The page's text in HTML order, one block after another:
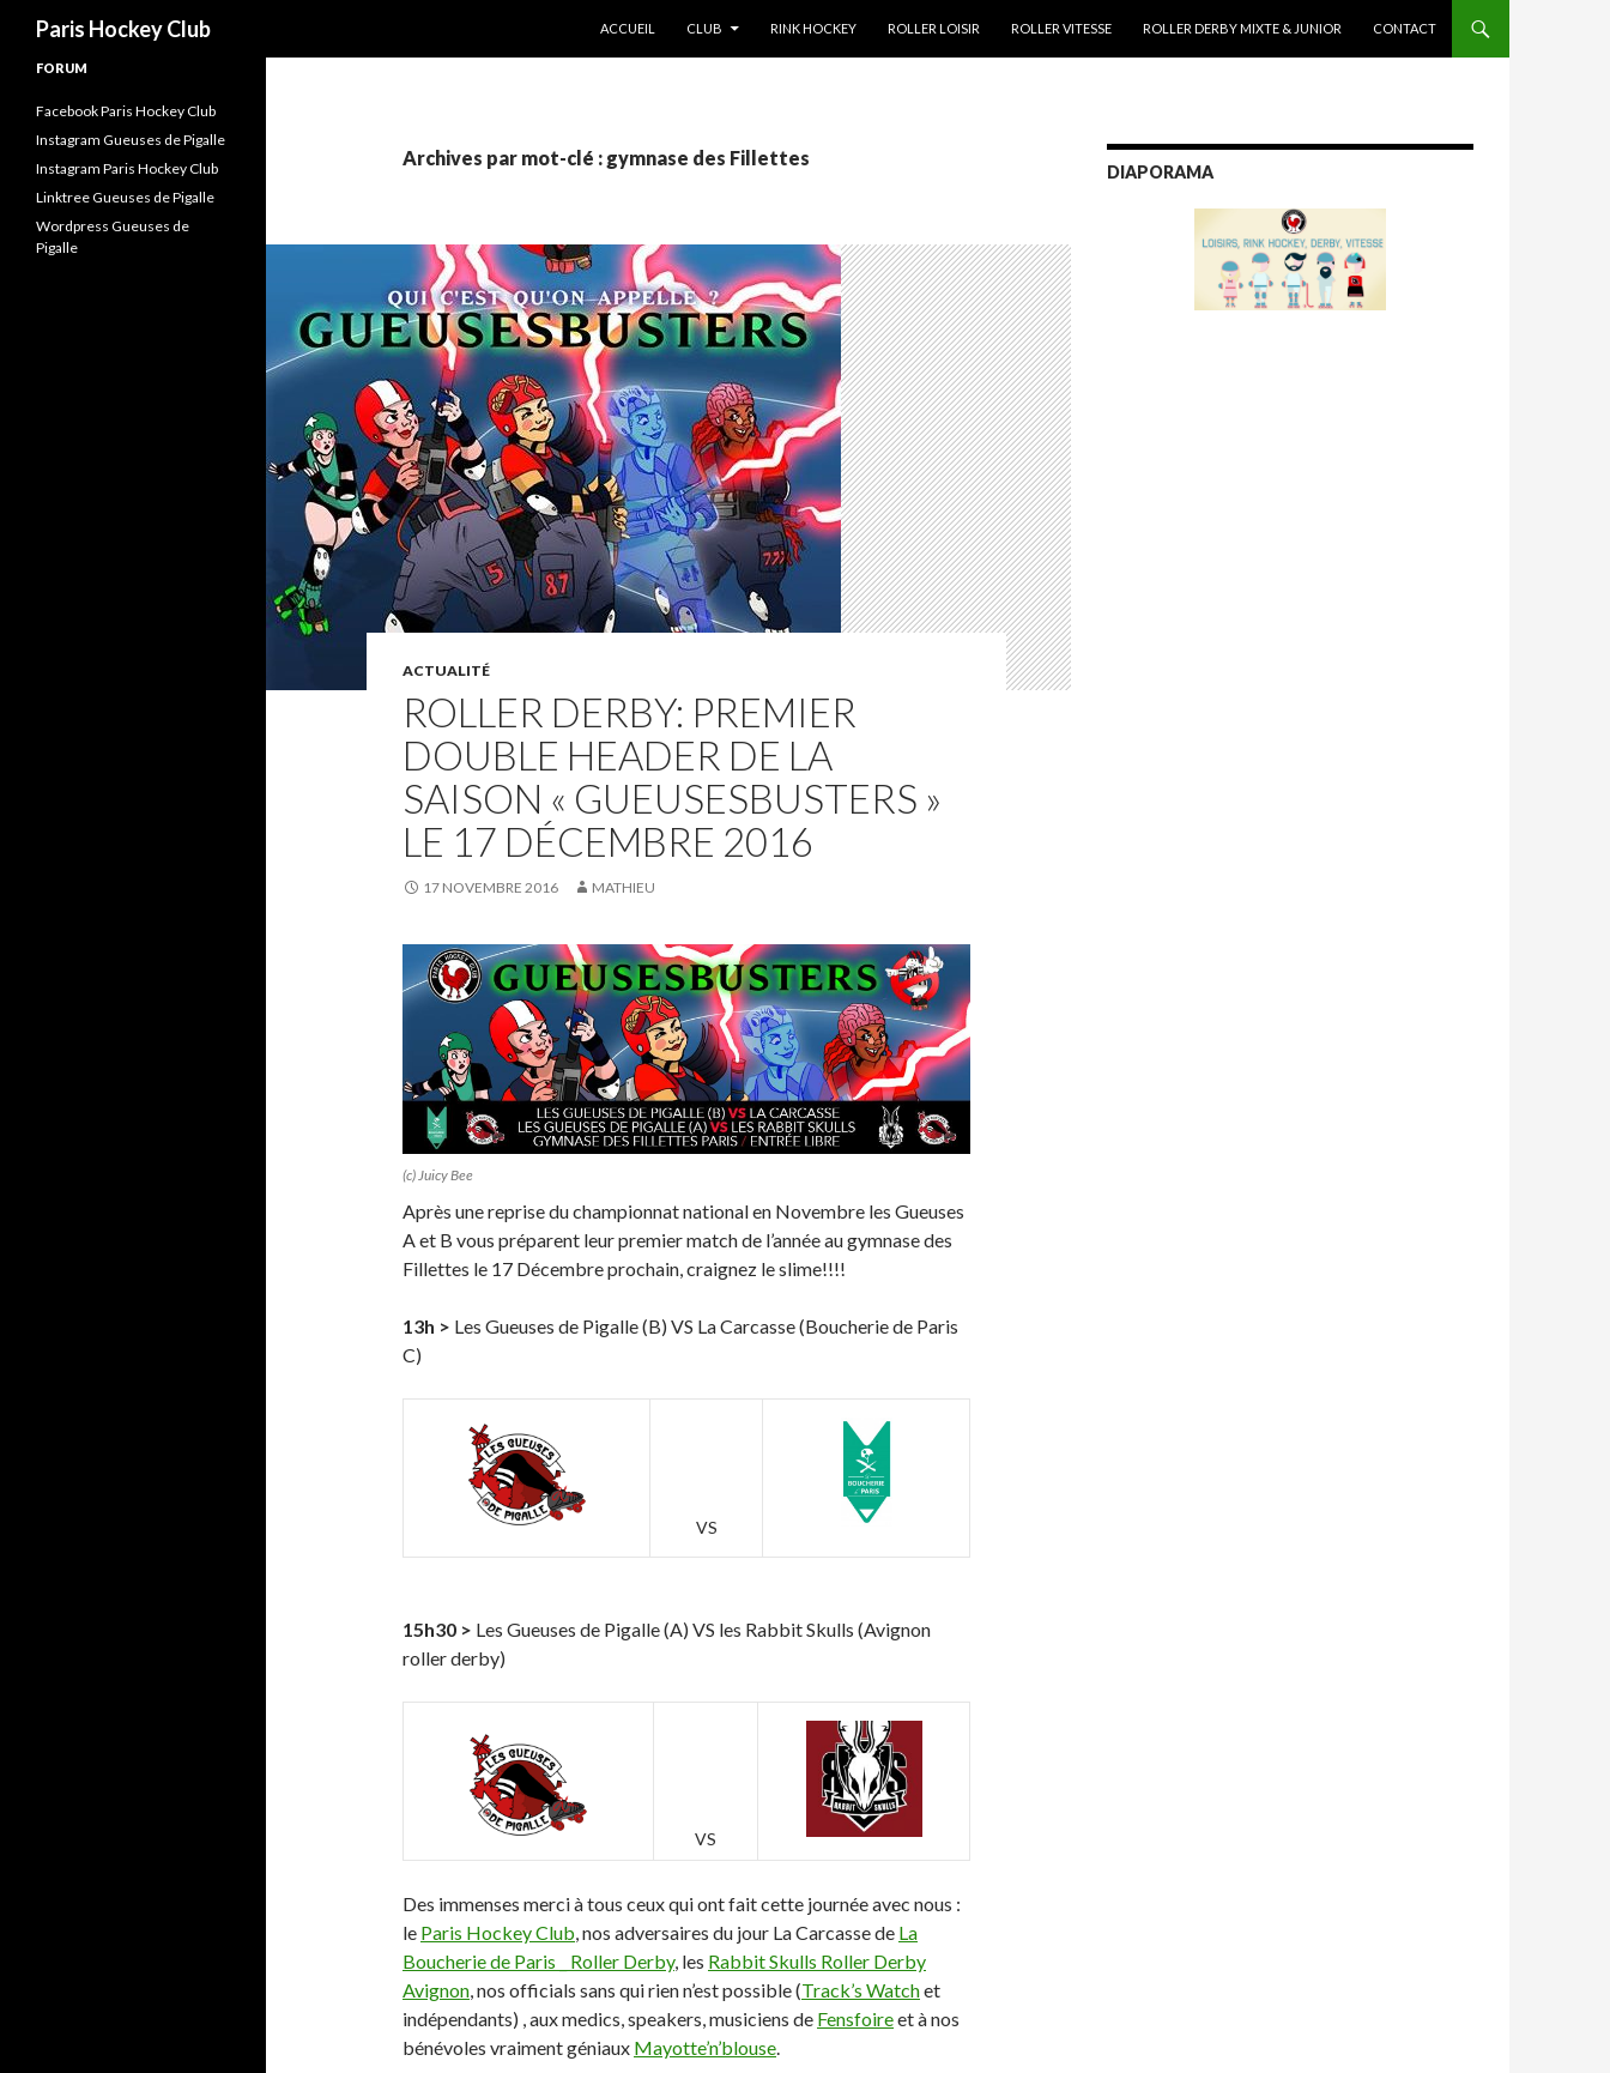
Paris Hockey Club
ACCUEIL
CLUB RINK HOCKEY ROLLER LOISIR ROLLER VITESSE ROLLER DERBY MIXTE & JUNIOR CONTACT
Archives par mot-clé : gymnase des Fillettes
ACTUALITÉ
ROLLER DERBY: PREMIER
DOUBLE HEADER DE LA
SAISON « GUEUSESBUSTERS »
LE 17 DÉCEMBRE 2016
17 NOVEMBRE 2016 MATHIEU
(c) Juicy Bee
Après une reprise du championnat national en Novembre les Gueuses
A et B vous préparent leur premier match de l’année au gymnase des
Fillettes le 17 Décembre prochain, craignez le slime!!!!
13h > Les Gueuses de Pigalle (B) VS La Carcasse (Boucherie de Paris
C)
VS
15h30 > Les Gueuses de Pigalle (A) VS les Rabbit Skulls (Avignon
roller derby)
VS
Des immenses merci à tous ceux qui ont fait cette journée avec nous :
le Paris Hockey Club, nos adversaires du jour La Carcasse de La
Boucherie de Paris _ Roller Derby, les Rabbit Skulls Roller Derby
Avignon, nos officials sans qui rien n’est possible (Track’s Watchet
indépendants) , aux medics, speakers, musiciens de Fensfoireet à nos
bénévoles vraiment géniaux Mayotte’n’blouse.
DIAPORAMA
FORUM
Facebook Paris Hockey Club
Instagram Gueuses de Pigalle
Instagram Paris Hockey Club
Linktree Gueuses de Pigalle
Wordpress Gueuses de
Pigalle